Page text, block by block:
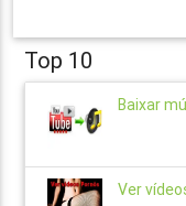
Top 10
Baixar
Ver